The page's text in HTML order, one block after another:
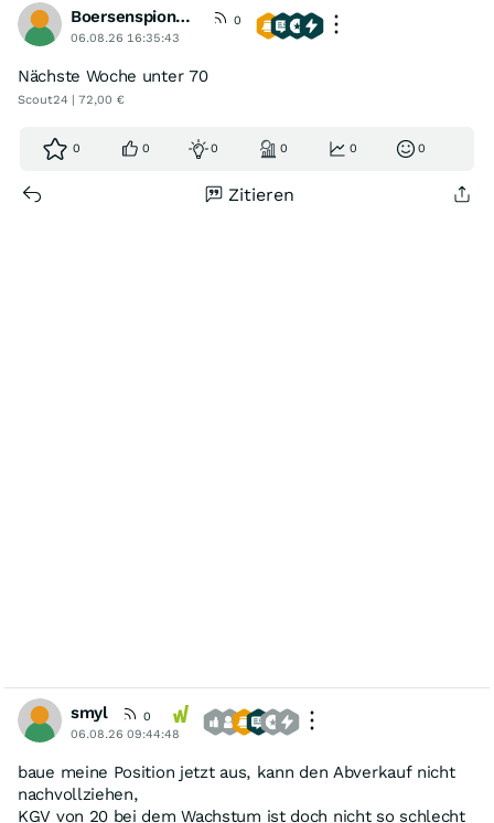
Boersenspion100
0
06.08.26 16:35:43
Nächste Woche unter 70
Scout24 | 72,00 €
0 0 0 0 0 0
Zitieren
smyl
0
06.08.26 09:44:48
baue meine Position jetzt aus, kann den Abverkauf nicht
nachvollziehen,
KGV von 20 bei dem Wachstum ist doch nicht so schlecht